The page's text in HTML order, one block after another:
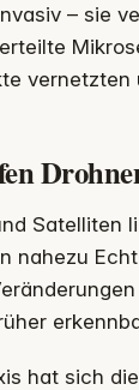
– sie
vernetzten
Satelliten
nahezu
hat sich